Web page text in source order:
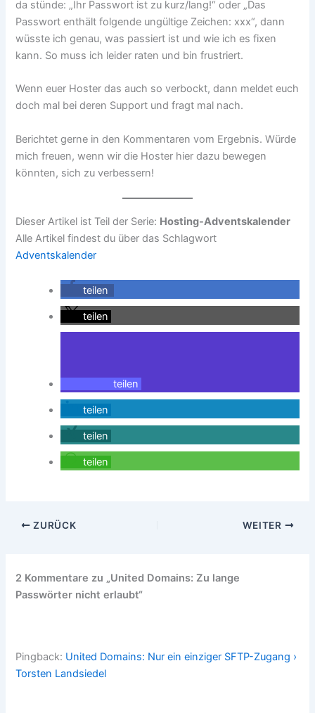
da stünde: „Ihr Passwort ist zu kurz/lang!“ oder „Das
Passwort enthält folgende ungültige Zeichen: xxx“, dann
wüsste ich genau, was passiert ist und wie ich es fixen
kann. So muss ich leider raten und bin frustriert.
Wenn euer Hoster das auch so verbockt, dann meldet euch
doch mal bei deren Support und fragt mal nach.
Berichtet gerne in den Kommentaren vom Ergebnis. Würde
mich freuen, wenn wir die Hoster hier dazu bewegen
könnten, sich zu verbessern!
Dieser Artikel ist Teil der Serie: Hosting-Adventskalender
Alle Artikel findest du über das Schlagwort
Adventskalender
teilen
teilen
teilen
teilen
teilen
teilen
ZURÜCK WEITER
2 Kommentare zu „United Domains: Zu lange
Passwörter nicht erlaubt“
Pingback: United Domains: Nur ein einziger SFTP-Zugang ›
Torsten Landsiedel